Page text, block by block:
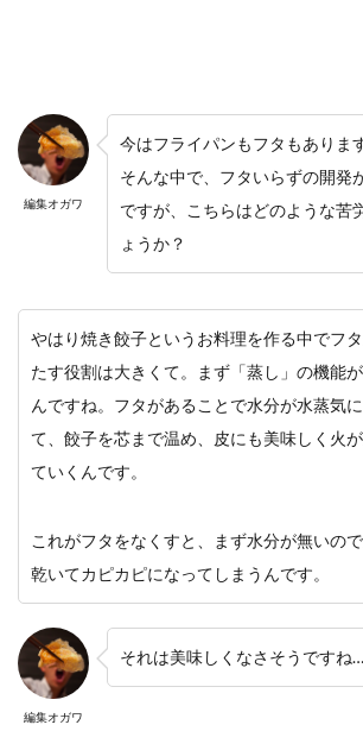
編集オガワ
今はフライパンもフタもありま
そんな中で、フタいらずの開発
ですが、こちらはどのような苦
ょうか？
やはり焼き餃子というお料理を作る中でフ
たす役割は大きくて。まず「蒸し」の機能
んですね。フタがあることで水分が水蒸気
て、餃子を芯まで温め、皮にも美味しく火
ていくんです。
これがフタをなくすと、まず水分が無いの
乾いてカピカピになってしまうんです。
編集オガワ
それは美味しくなさそうですね…